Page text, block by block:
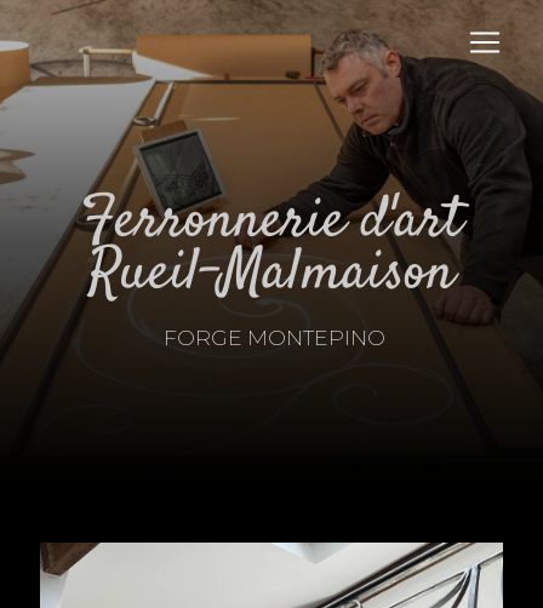
ferronnerie d'art
Rueil-Malmaison
FORGE MONTEPINO
Panneau de gestion des cookies